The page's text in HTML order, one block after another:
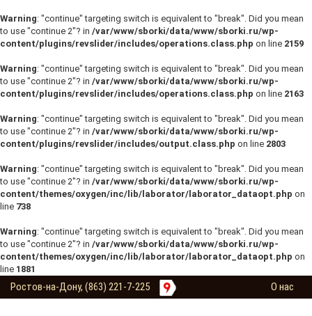
Warning: "continue" targeting switch is equivalent to "break". Did you mean
to use "continue 2"? in /var/www/sborki/data/www/sborki.ru/wp-
content/plugins/revslider/includes/operations.class.php on line 2159
Warning: "continue" targeting switch is equivalent to "break". Did you mean
to use "continue 2"? in /var/www/sborki/data/www/sborki.ru/wp-
content/plugins/revslider/includes/operations.class.php on line 2163
Warning: "continue" targeting switch is equivalent to "break". Did you mean
to use "continue 2"? in /var/www/sborki/data/www/sborki.ru/wp-
content/plugins/revslider/includes/output.class.php on line 2803
Warning: "continue" targeting switch is equivalent to "break". Did you mean
to use "continue 2"? in /var/www/sborki/data/www/sborki.ru/wp-
content/themes/oxygen/inc/lib/laborator/laborator_dataopt.php on
line 738
Warning: "continue" targeting switch is equivalent to "break". Did you mean
to use "continue 2"? in /var/www/sborki/data/www/sborki.ru/wp-
content/themes/oxygen/inc/lib/laborator/laborator_dataopt.php on
line 1881
Ростов-на-Дону, (863) 221-7-225 О нас